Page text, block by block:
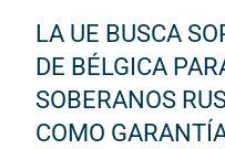
LA UE BUSCA
DE BÉLGICA
SOBERANOS
COMO